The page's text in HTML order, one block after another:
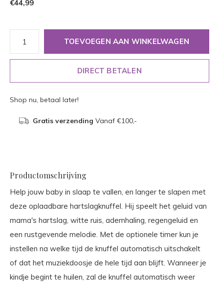
€44,99
TOEVOEGEN AAN WINKELWAGEN
DIRECT BETALEN
Shop nu, betaal later!
Gratis verzending Vanaf €100,-
Productomschrijving
Help jouw baby in slaap te vallen, en langer te slapen met
deze oplaadbare hartslagknuffel. Hij speelt het geluid van
mama's hartslag, witte ruis, ademhaling, regengeluid en
een rustgevende melodie. Met de optionele timer kun je
instellen na welke tijd de knuffel automatisch uitschakelt
of dat het muziekdoosje de hele tijd aan blijft. Wanneer je
kindje begint te huilen, zal de knuffel automatisch weer